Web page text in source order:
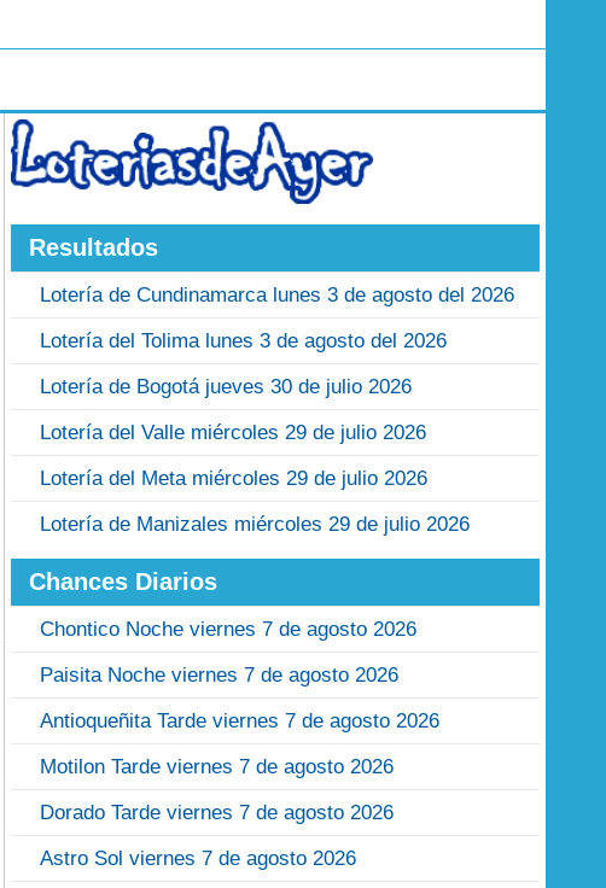
Resultados
Lotería de Cundinamarca lunes 3 de agosto del 2026
Lotería del Tolima lunes 3 de agosto del 2026
Lotería de Bogotá jueves 30 de julio 2026
Lotería del Valle miércoles 29 de julio 2026
Lotería del Meta miércoles 29 de julio 2026
Lotería de Manizales miércoles 29 de julio 2026
Chances Diarios
Chontico Noche viernes 7 de agosto 2026
Paisita Noche viernes 7 de agosto 2026
Antioqueñita Tarde viernes 7 de agosto 2026
Motilon Tarde viernes 7 de agosto 2026
Dorado Tarde viernes 7 de agosto 2026
Astro Sol viernes 7 de agosto 2026